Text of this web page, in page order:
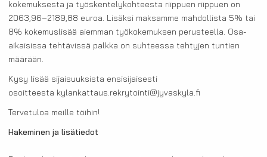
kokemuksesta ja työskentelykohteesta riippuen riippuen on
2063,96–2189,88 euroa. Lisäksi maksamme mahdollista 5% tai
8% kokemuslisää aiemman työkokemuksen perusteella. Osa-
aikaisissa tehtävissä palkka on suhteessa tehtyjen tuntien
määrään.
Kysy lisää sijaisuuksista ensisijaisesti
osoitteesta kylankattaus.rekrytointi@jyvaskyla.fi
Tervetuloa meille töihin!
Hakeminen ja lisätiedot